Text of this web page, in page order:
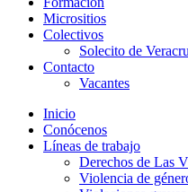
Micrositios
Colectivos
Solecito de
Contacto
Vacantes
Inicio
Conócenos
Líneas de trabajo
Derechos de Las
Violencia de